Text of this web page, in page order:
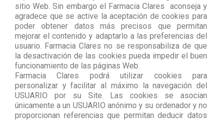
sitio Web. Sin embargo el Farmacia Clares aconseja y
agradece que se active la aceptación de cookies para
poder obtener datos más precisos que permitan
mejorar el contenido y adaptarlo a las preferencias del
usuario. Farmacia Clares no se responsabiliza de que
la desactivación de las cookies pueda impedir el buen
funcionamiento de las páginas Web.
Farmacia Clares podrá utilizar cookies para
personalizar y facilitar al máximo la navegación del
USUARIO por su Site. Las cookies se asocian
únicamente a un USUARIO anónimo y su ordenador y no
proporcionan referencias que permitan deducir datos